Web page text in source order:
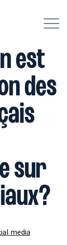
est
des
sur
media
A
e
r